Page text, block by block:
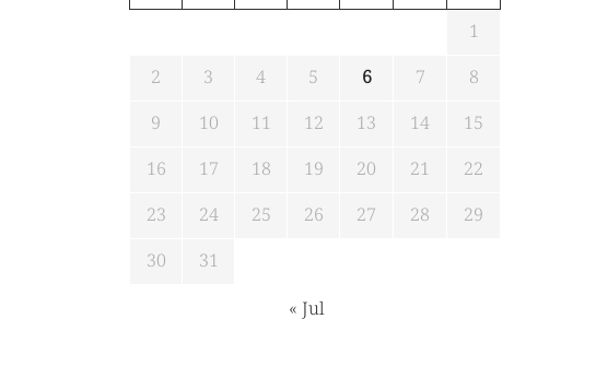
1
2
3 4 5 6 7
8
9
10 11 12 13 14
15
16
17 18 19 20 21
22
23
24 25 26 27 28
29
30
31
« Jul